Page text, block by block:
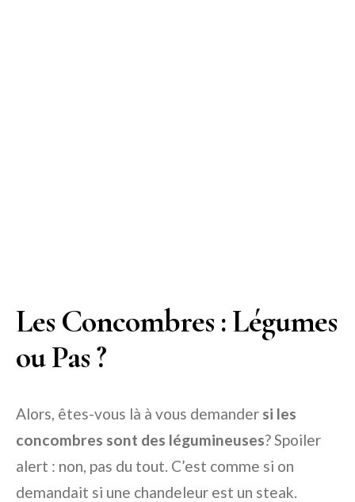
Les Concombres : Légumes
ou Pas ?
Alors, êtes-vous là à vous demander si les
concombres sont des légumineuses? Spoiler
alert : non, pas du tout. C’est comme si on
demandait si une chandeleur est un steak.